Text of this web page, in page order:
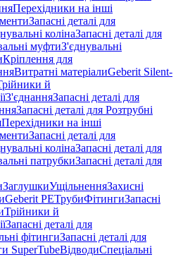
Перехідники на інші
Запасні деталі для
колінаЗапасні деталі для
муфтиЗ'єднувальні
Кріплення для
Витратні матеріалиGeberit Silent-
й
З'єднанняЗапасні деталі для
Запасні деталі для Розтрубні
Перехідники на інші
Запасні деталі для
колінаЗапасні деталі для
патрубкиЗапасні деталі для
ЗаглушкиУщільненняЗахисні
Geberit PEТрубиФітингиЗапасні
Трійники й
Запасні деталі для
фітингиЗапасні деталі для
SuperTubeВідводиСпеціальні